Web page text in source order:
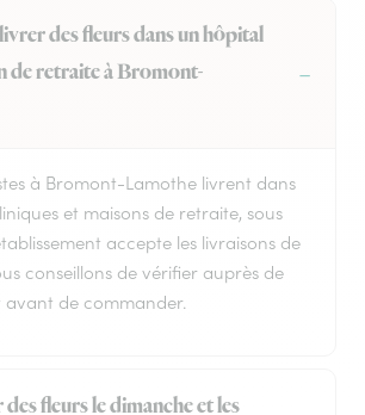
des fleurs dans un hôpital
de retraite à Bromont-
à Bromont-Lamothe livrent dans
et maisons de retraite, sous
accepte les livraisons de
conseillons de vérifier auprès de
avant de commander.
fleurs le dimanche et les